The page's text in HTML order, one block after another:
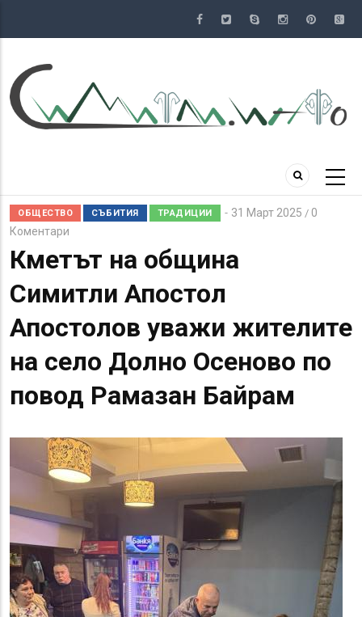
съдържание
ОБЩЕСТВО СЪБИТИЯ ТРАДИЦИИ 31 Март 2025 / 0
Коментари
Кметът на община
Симитли Апостол
Апостолов уважи жителите
на село Долно Осеново по
повод Рамазан Байрам